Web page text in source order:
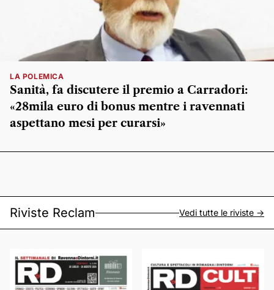
LA POLEMICA
Sanità, fa discutere il premio a Carradori:
«28mila euro di bonus mentre i ravennati
aspettano mesi per curarsi»
Riviste Reclam Vedi tutte le riviste ->